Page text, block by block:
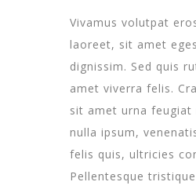
Vivamus volutpat
laoreet, sit amet
dignissim. Sed quis
amet viverra felis.
sit amet urna feugiat
nulla ipsum,
felis quis, ultricies
Pellentesque